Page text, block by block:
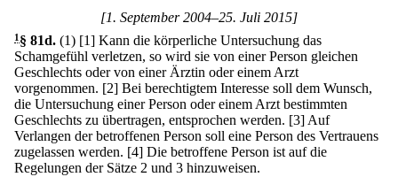
[1. September 2004–25. Juli 2015]
1§ 81d. (1) [1] Kann die körperliche Untersuchung das
Schamgefühl verletzen, so wird sie von einer Person gleichen
Geschlechts oder von einer Ärztin oder einem Arzt
vorgenommen. [2] Bei berechtigtem Interesse soll dem Wunsch,
die Untersuchung einer Person oder einem Arzt bestimmten
Geschlechts zu übertragen, entsprochen werden. [3] Auf
Verlangen der betroffenen Person soll eine Person des Vertrauens
zugelassen werden. [4] Die betroffene Person ist auf die
Regelungen der Sätze 2 und 3 hinzuweisen.